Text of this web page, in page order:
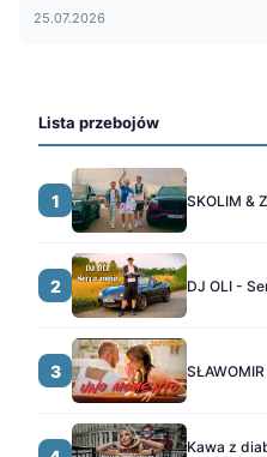
25.07.2026
Lista przebojów
1 SKOLIM &
2 DJ OLI -
3
Kawa z